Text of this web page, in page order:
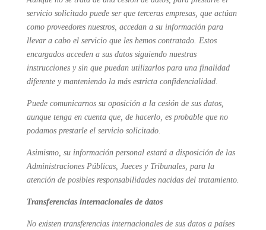
servicio solicitado puede ser que terceras empresas, que actúan
como proveedores nuestros, accedan a su información para
llevar a cabo el servicio que les hemos contratado. Estos
encargados acceden a sus datos siguiendo nuestras
instrucciones y sin que puedan utilizarlos para una finalidad
diferente y manteniendo la más estricta confidencialidad.
Puede comunicarnos su oposición a la cesión de sus datos,
aunque tenga en cuenta que, de hacerlo, es probable que no
podamos prestarle el servicio solicitado.
Asimismo, su información personal estará a disposición de las
Administraciones Públicas, Jueces y Tribunales, para la
atención de posibles responsabilidades nacidas del tratamiento.
Transferencias internacionales de datos
No existen transferencias internacionales de sus datos a países